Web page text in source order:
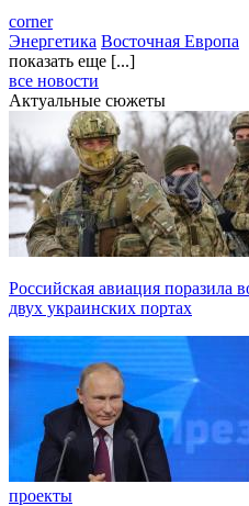
corner
Энергетика Восточная Европа
показать еще [...]
все новости
Актуальные сюжеты
Российская авиация поразила
двух украинских портах
проекты